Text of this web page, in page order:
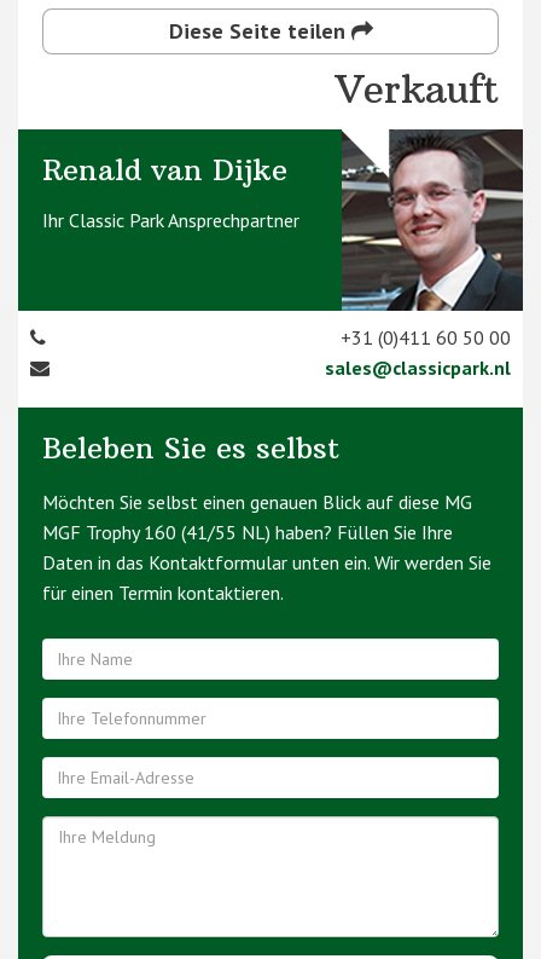
Diese Seite teilen
Verkauft
Renald van Dijke
Ihr Classic Park Ansprechpartner
+31 (0)411 60 50 00
sales@classicpark.nl
Beleben Sie es selbst
Möchten Sie selbst einen genauen Blick auf diese MG
MGF Trophy 160 (41/55 NL) haben? Füllen Sie Ihre
Daten in das Kontaktformular unten ein. Wir werden Sie
für einen Termin kontaktieren.